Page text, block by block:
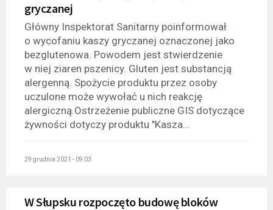
gryczanej
Główny Inspektorat Sanitarny poinformował
o wycofaniu kaszy gryczanej oznaczonej jako
bezglutenowa. Powodem jest stwierdzenie
w niej ziaren pszenicy. Gluten jest substancją
alergenną. Spożycie produktu przez osoby
uczulone może wywołać u nich reakcję
alergiczną.Ostrzeżenie publiczne GIS dotyczące
żywności dotyczy produktu "Kasza...
29 grudnia 2021 - 09:03
W Słupsku rozpoczęto budowę bloków